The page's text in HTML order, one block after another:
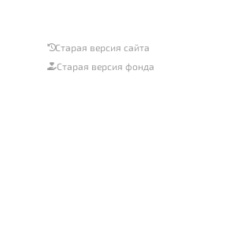
Старая версия сайта
Старая версия фонда